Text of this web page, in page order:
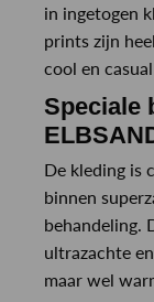
in ingetogen
prints zijn
cool en
Speciale
De kleding is
binnen
behandeling.
ultrazachte
maar wel